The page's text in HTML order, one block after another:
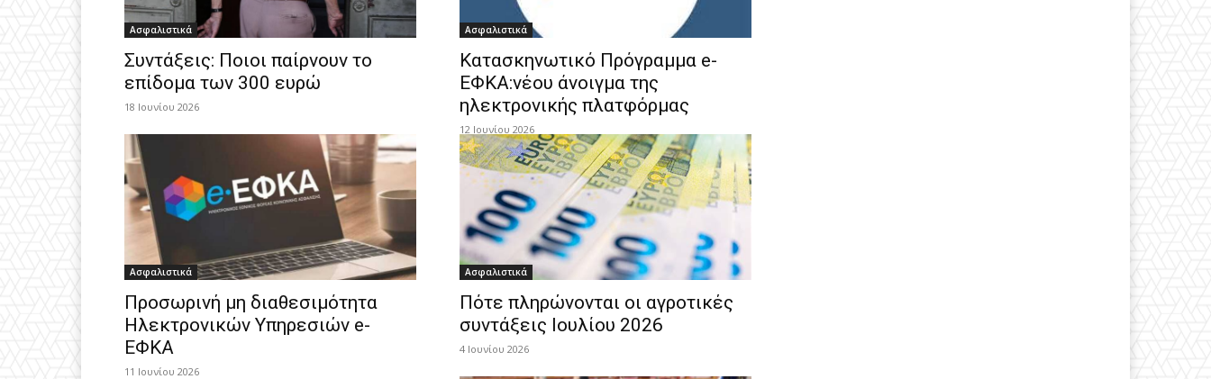
Ασφαλιστικά
Συντάξεις: Ποιοι παίρνουν το
επίδομα των 300 ευρώ
18 Ιουνίου 2026
Ασφαλιστικά
Κατασκηνωτικό Πρόγραμμα e-
ΕΦΚΑ:νέου άνοιγμα της
ηλεκτρονικής πλατφόρμας
12 Ιουνίου 2026
Ασφαλιστικά
Προσωρινή μη διαθεσιμότητα
Ηλεκτρονικών Υπηρεσιών e-
ΕΦΚΑ
11 Ιουνίου 2026
Ασφαλιστικά
Πότε πληρώνονται οι αγροτικές
συντάξεις Ιουλίου 2026
4 Ιουνίου 2026